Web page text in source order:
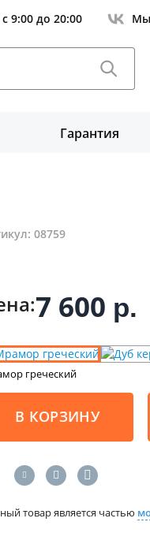
с 9:00 до 20:00 Мы
Гарантия
08759
7 600 р.
греческий
В КОРЗИНУ
товар является частью